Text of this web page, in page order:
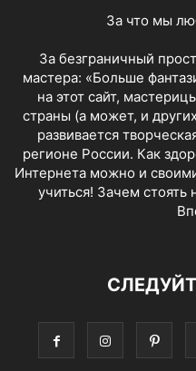
За что мы
За безграничный
мастера: «Больше
на этот сайт,
страны (а может, и
развивается
регионе России. Как
Интернета можно и
учиться! Зачем стоять